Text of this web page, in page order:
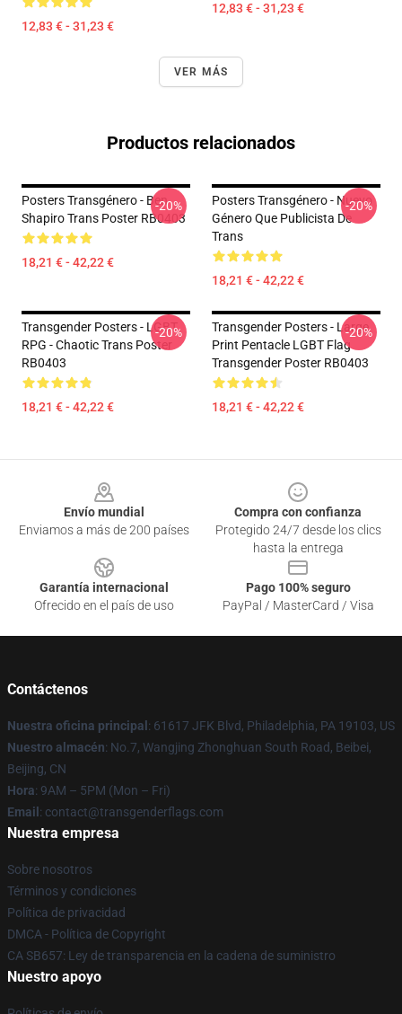
12,83 € - 31,23 €
12,83 € - 31,23 €
VER MÁS
Productos relacionados
Posters Transgénero - Ben
Shapiro Trans Poster RB0403
18,21 € - 42,22 €
-20%
Posters Transgénero - Nuevo
Género Que Publicista De
Trans
18,21 € - 42,22 €
-20%
Transgender Posters - LGBT
RPG - Chaotic Trans Poster
RB0403
18,21 € - 42,22 €
-20%
Transgender Posters - Large
Print Pentacle LGBT Flag
Transgender Poster RB0403
18,21 € - 42,22 €
-20%
Envío mundial
Enviamos a más de 200 países
Compra con confianza
Protegido 24/7 desde los clics
hasta la entrega
Garantía internacional
Ofrecido en el país de uso
Pago 100% seguro
PayPal / MasterCard / Visa
Contáctenos
Nuestra oficina principal : 61617 JFK Blvd, Philadelphia, PA 19103, US
Nuestro almacén: No.7, Wangjing Zhonghuan South Road, Beibei,
Beijing, CN
Hora: 9AM – 5PM (Mon – Fri)
Email : contact@transgenderflags.com
Nuestra empresa
Sobre nosotros
Términos y condiciones
Política de privacidad
DMCA - Política de Copyright
CA SB657: Ley de transparencia en la cadena de suministro
Nuestro apoyo